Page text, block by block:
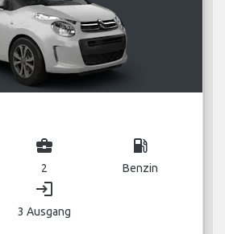
business_center
2
local_gas_station
Benzin
login
3 Ausgang